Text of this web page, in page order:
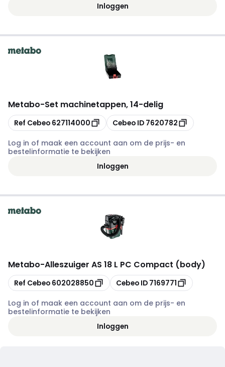
Inloggen
Metabo-Set machinetappen, 14-delig
Kopiëren
Ref Cebeo 627114000 Kopiëren
Cebeo ID 7620782
Log in of maak een account aan om de prijs- en
bestelinformatie te bekijken
Inloggen
Metabo-Alleszuiger AS 18 L PC Compact (body)
Kopiëren
Ref Cebeo 602028850 Kopiëren
Cebeo ID 7169771
Log in of maak een account aan om de prijs- en
bestelinformatie te bekijken
Inloggen